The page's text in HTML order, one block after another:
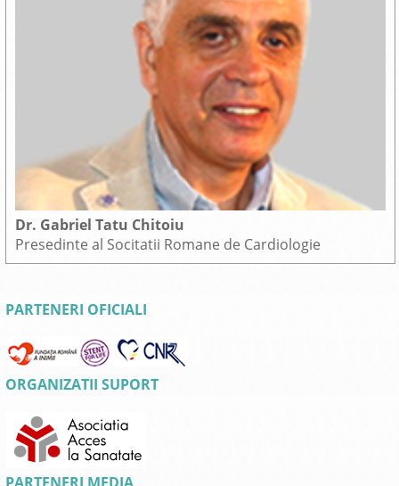
Dr. Gabriel Tatu Chitoiu
Presedinte al Socitatii Romane de Cardiologie
PARTENERI OFICIALI
ORGANIZATII SUPORT
PARTENERI MEDIA